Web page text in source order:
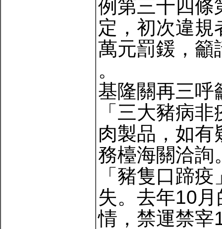
例第三十四條
定，初次違
萬元罰鍰，籲
。
基隆關再三呼
「三大豬病
肉製品，如有
務檯海關洽詢
「豬隻口蹄
失。去年10
情，禁運禁宰